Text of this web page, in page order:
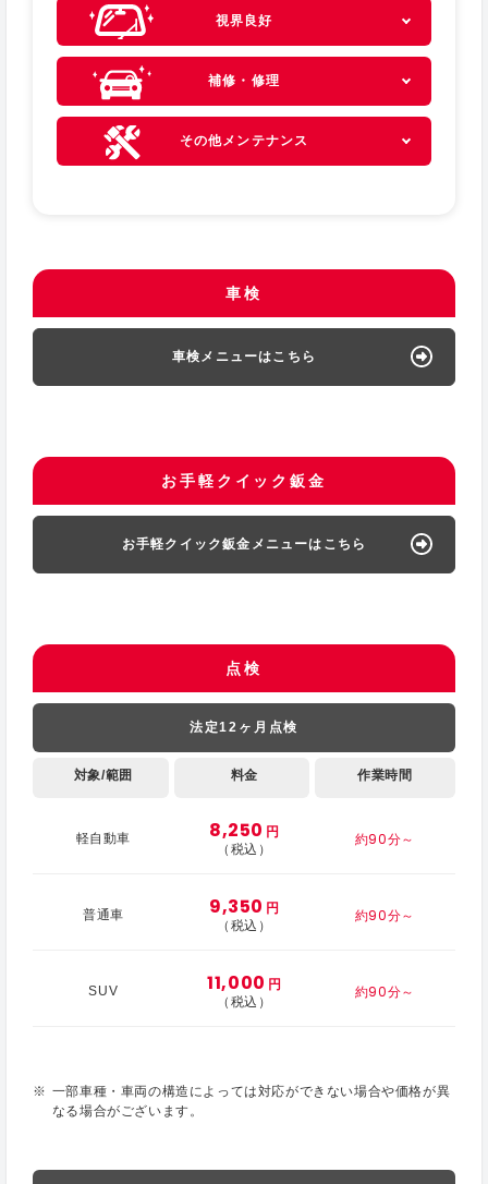
視界良好
補修・修理
その他メンテナンス
車検
車検メニューはこちら
お手軽クイック鈑金
お手軽クイック鈑金メニューはこちら
点検
法定12ヶ月点検
対象/範囲 料金 作業時間
軽自動車 8,250 円
（税込）
約90分～
普通車 9,350 円
（税込）
約90分～
SUV 11,000 円
（税込）
約90分～
一部車種・車両の構造によっては対応ができない場合や価格が異
なる場合がございます。